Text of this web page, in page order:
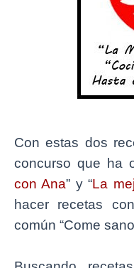
Con estas dos
concurso que ha
con Ana” y “La
hacer recetas
común “Come